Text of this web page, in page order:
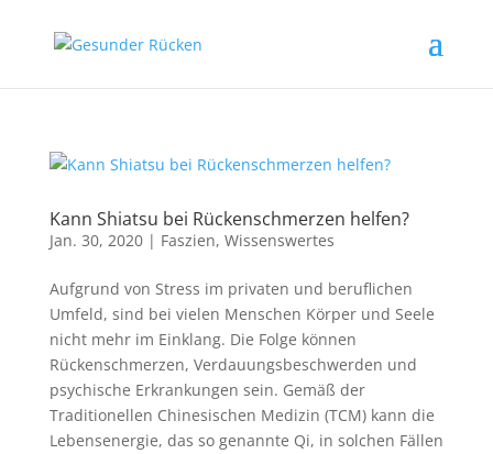
Kann Shiatsu bei Rückenschmerzen helfen?
Jan. 30, 2020| Faszien, Wissenswertes
Aufgrund von Stress im privaten und beruflichen
Umfeld, sind bei vielen Menschen Körper und Seele
nicht mehr im Einklang. Die Folge können
Rückenschmerzen, Verdauungsbeschwerden und
psychische Erkrankungen sein. Gemäß der
Traditionellen Chinesischen Medizin (TCM) kann die
Lebensenergie, das so genannte Qi, in solchen Fällen